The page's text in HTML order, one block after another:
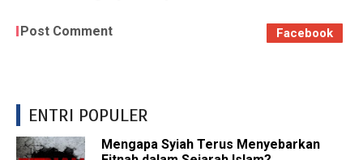
Post Comment Facebook
ENTRI POPULER
Mengapa Syiah Terus Menyebarkan